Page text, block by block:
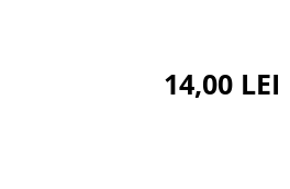
14,00 LEI